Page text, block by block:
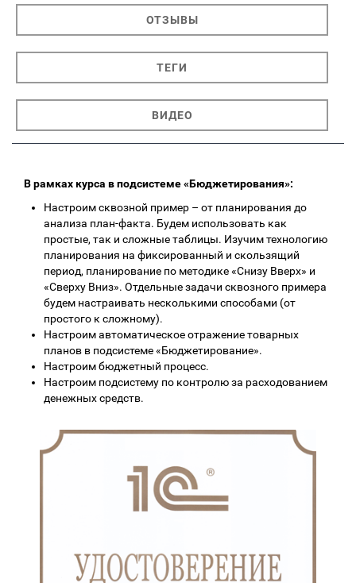
ОТЗЫВЫ
ТЕГИ
ВИДЕО
В рамках курса в подсистеме «Бюджетирования»:
Настроим сквозной пример – от планирования до
анализа план-факта. Будем использовать как
простые, так и сложные таблицы. Изучим технологию
планирования на фиксированный и скользящий
период, планирование по методике «Снизу Вверх» и
«Сверху Вниз». Отдельные задачи сквозного примера
будем настраивать несколькими способами (от
простого к сложному).
Настроим автоматическое отражение товарных
планов в подсистеме «Бюджетирование».
Настроим бюджетный процесс.
Настроим подсистему по контролю за расходованием
денежных средств.